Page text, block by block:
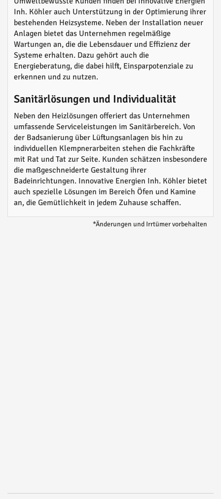
Inh. Köhler auch Unterstützung in der Optimierung ihrer
bestehenden Heizsysteme. Neben der Installation neuer
Anlagen bietet das Unternehmen regelmäßige
Wartungen an, die die Lebensdauer und Effizienz der
Systeme erhalten. Dazu gehört auch die
Energieberatung, die dabei hilft, Einsparpotenziale zu
erkennen und zu nutzen.
Sanitärlösungen und Individualität
Neben den Heizlösungen offeriert das Unternehmen
umfassende Serviceleistungen im Sanitärbereich. Von
der Badsanierung über Lüftungsanlagen bis hin zu
individuellen Klempnerarbeiten stehen die Fachkräfte
mit Rat und Tat zur Seite. Kunden schätzen insbesondere
die maßgeschneiderte Gestaltung ihrer
Badeinrichtungen. Innovative Energien Inh. Köhler bietet
auch spezielle Lösungen im Bereich Öfen und Kamine
an, die Gemütlichkeit in jedem Zuhause schaffen.
*Änderungen und Irrtümer vorbehalten